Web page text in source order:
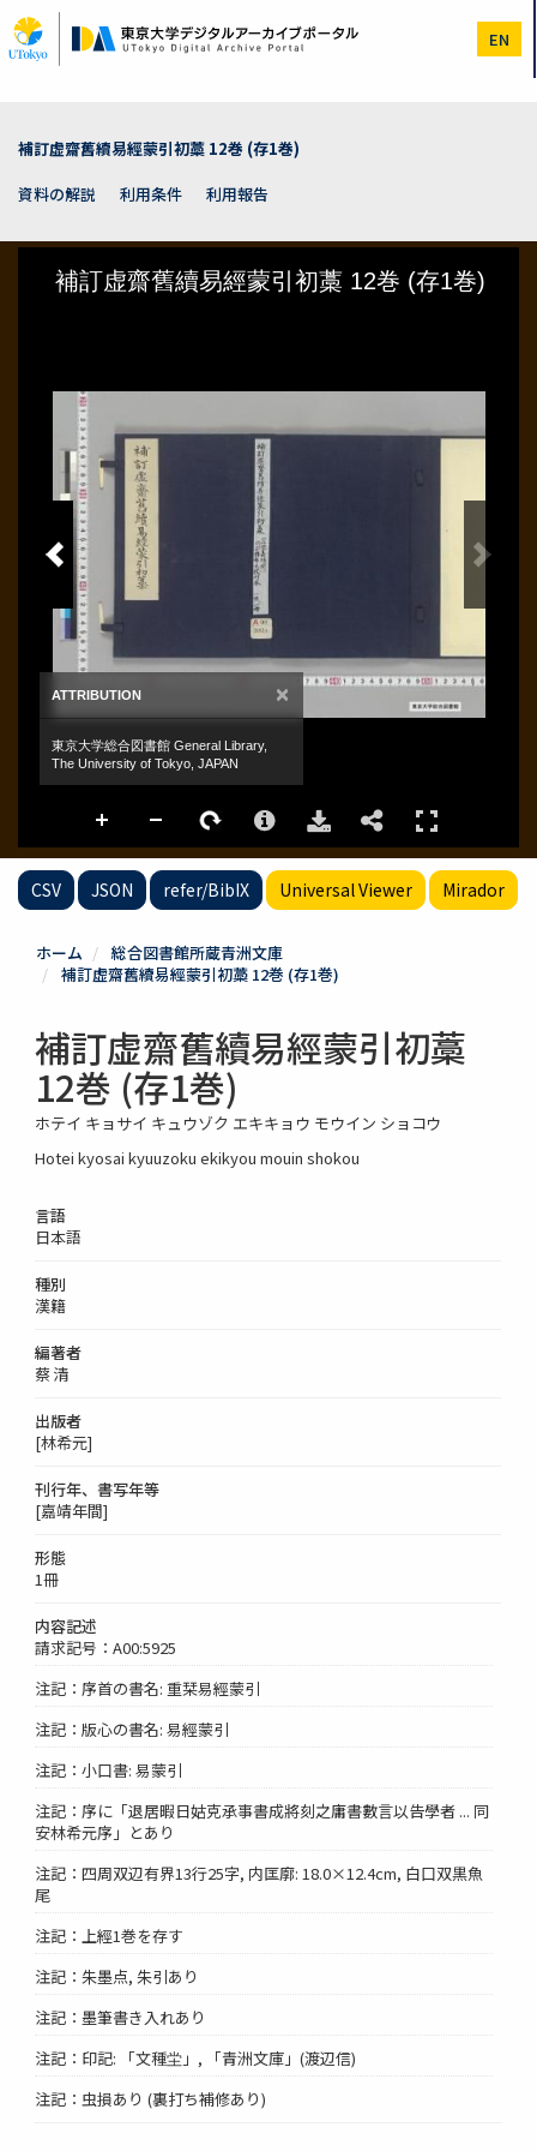
イ
ン
EN
補訂虚齋舊續易經蒙引初藁 12巻 (存1巻)
資料の解説
利用条件 利用報告
CSV JSON refer/BibIX Universal Viewer Mirador
ホーム
総合図書館所蔵青洲文庫
補訂虚齋舊續易經蒙引初藁 12巻 (存1巻)
補訂虚齋舊續易經蒙引初藁
12巻 (存1巻)
ホテイ キョサイ キュウゾク エキキョウ モウイン ショコウ
Hotei kyosai kyuuzoku ekikyou mouin shokou
言語
日本語
種別
漢籍
編著者
蔡 清
出版者
[林希元]
刊行年、書写年等
[嘉靖年間]
形態
1冊
内容記述
請求記号：A00:5925
注記：序首の書名: 重栞易經蒙引
注記：版心の書名: 易經蒙引
注記：小口書: 易蒙引
注記：序に「退居暇日姑克承事書成將刻之庸書數言以告學者 ... 同
安林希元序」とあり
注記：四周双辺有界13行25字, 内匡廓: 18.0×12.4cm, 白口双黒魚
尾
注記：上經1巻を存す
注記：朱墨点, 朱引あり
注記：墨筆書き入れあり
注記：印記: 「文種坣」, 「青洲文庫」(渡辺信)
注記：虫損あり (裏打ち補修あり)